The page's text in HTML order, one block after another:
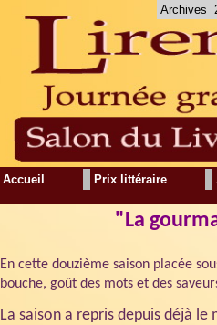
Accueil Prix littéraire
Archives
"La
En cette douzième saison placée
bouche, goût des mots et des
La saison a repris depuis déjà